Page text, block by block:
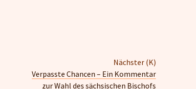
Nächster (K)
Verpasste Chancen – Ein Kommentar
zur Wahl des sächsischen Bischofs